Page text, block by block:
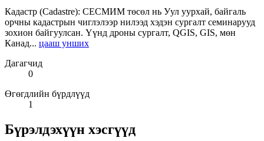
Кадастр (Cadastre): СЕСМИМ төсөл нь Уул уурхай, байгаль
орчны кадастрын чиглэлээр нилээд хэдэн сургалт семинарууд
зохион байгуулсан. Үүнд дроны сургалт, QGIS, GIS, мөн
Канад... цааш унших
Дагагчид
0
Өгөгдлийн бүрдлүүд
1
Бүрэлдэхүүн хэсгүүд